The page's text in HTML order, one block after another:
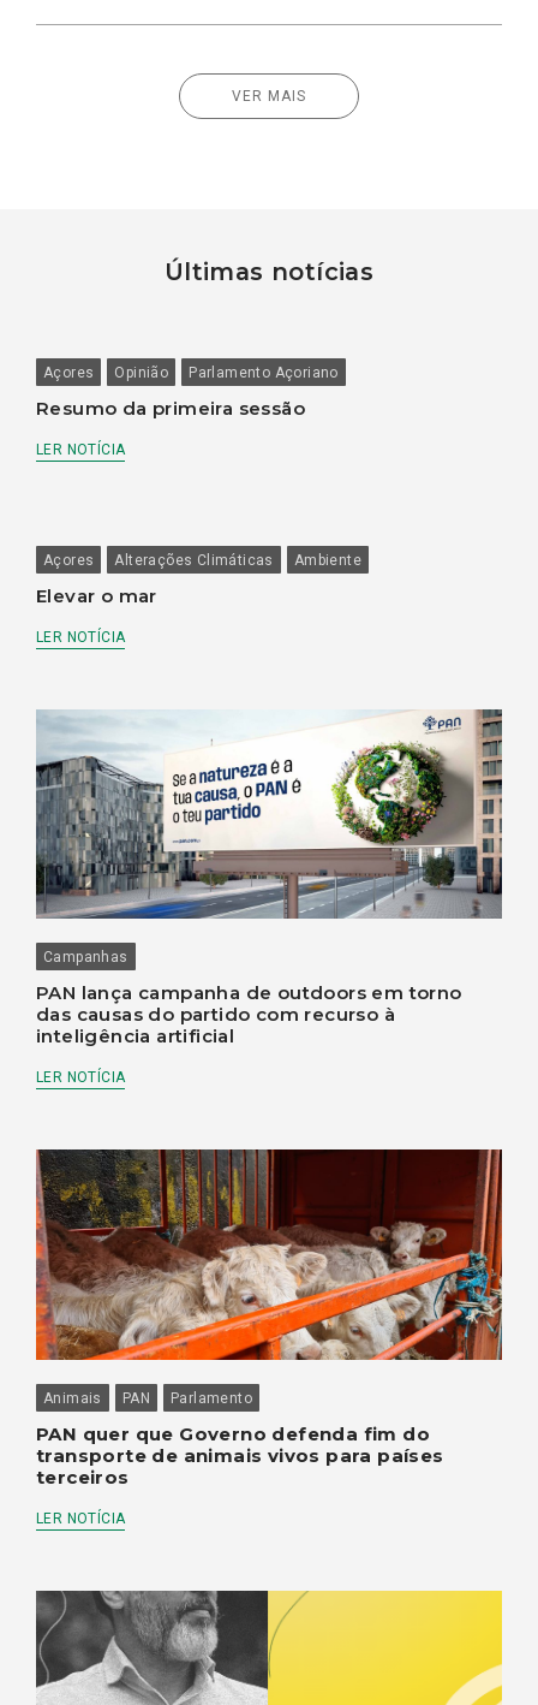
VER MAIS
Últimas notícias
Açores Opinião Parlamento Açoriano
Resumo da primeira sessão
LER NOTÍCIA
Açores Alterações Climáticas Ambiente
Elevar o mar
LER NOTÍCIA
Campanhas
PAN lança campanha de outdoors em torno
das causas do partido com recurso à
inteligência artificial
LER NOTÍCIA
Animais PAN Parlamento
PAN quer que Governo defenda fim do
transporte de animais vivos para países
terceiros
LER NOTÍCIA